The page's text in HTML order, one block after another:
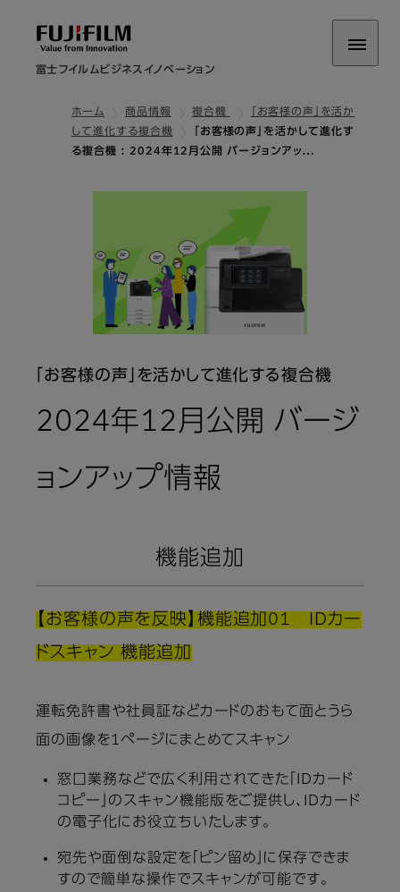
富士フイルムビジネスイノベーション
ホーム 商品情報 複合機
「お客様の声」を活か
して進化する複合機
「お客様の声」を活かして進化す
る複合機 : 2024年12月公開 バージョンアッ…
「お客様の声」を活かして進化する複合機
2024年12月公開 バージ
ョンアップ情報
機能追加
【お客様の声を反映】機能追加01 IDカー
ドスキャン 機能追加
運転免許書や社員証などカードのおもて面とうら
面の画像を1ページにまとめてスキャン
窓口業務などで広く利用されてきた「IDカード
コピー」のスキャン機能版をご提供し、IDカード
の電子化にお役立ちいたします。
宛先や面倒な設定を「ピン留め」に保存できま
すので簡単な操作でスキャンが可能です。